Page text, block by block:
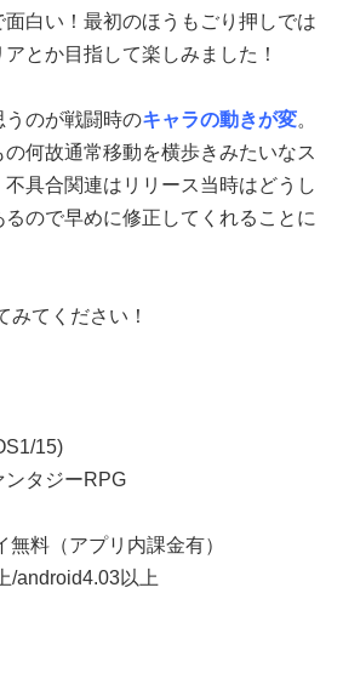
白い！最初のほうもごり押しでは
とか目指して楽しみました！
のが戦闘時のキャラの動きが変。
何故通常移動を横歩きみたいなス
具合関連はリリース当時はどうし
ので早めに修正してくれることに
みてください！
15)
ンタジーRPG
無料（アプリ内課金有）
/android4.03以上